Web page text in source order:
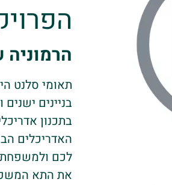
תאומי סלנט
בתכנון
האדריכלים
לכם
את התא